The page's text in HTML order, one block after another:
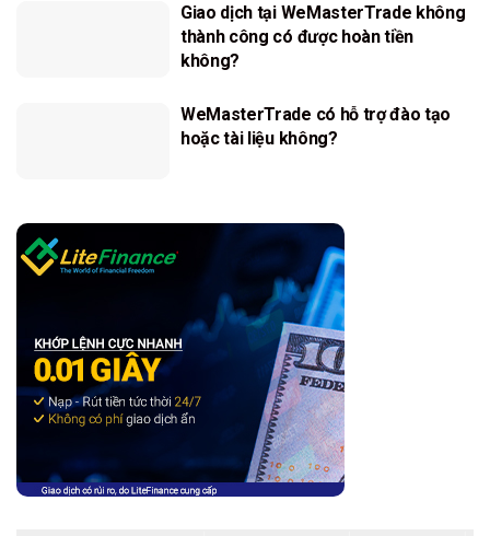
Giao dịch tại WeMasterTrade không
thành công có được hoàn tiền
không?
WeMasterTrade có hỗ trợ đào tạo
hoặc tài liệu không?